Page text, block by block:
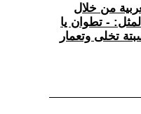
من خلال
- تطوان يا
تخلى وتعمار